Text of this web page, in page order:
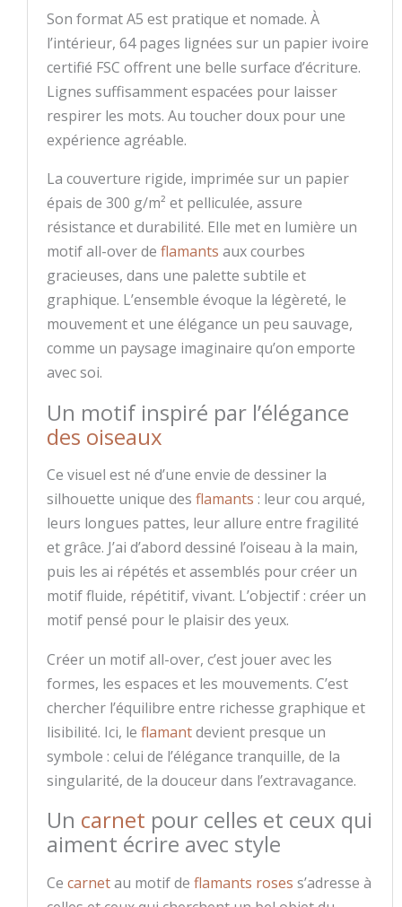
Son format A5 est pratique et nomade. À
l’intérieur, 64 pages lignées sur un papier ivoire
certifié FSC offrent une belle surface d’écriture.
Lignes suffisamment espacées pour laisser
respirer les mots. Au toucher doux pour une
expérience agréable.
La couverture rigide, imprimée sur un papier
épais de 300 g/m² et pelliculée, assure
résistance et durabilité. Elle met en lumière un
motif all-over de flamants aux courbes
gracieuses, dans une palette subtile et
graphique. L’ensemble évoque la légèreté, le
mouvement et une élégance un peu sauvage,
comme un paysage imaginaire qu’on emporte
avec soi.
Un motif inspiré par l’élégance
des oiseaux
Ce visuel est né d’une envie de dessiner la
silhouette unique des flamants : leur cou arqué,
leurs longues pattes, leur allure entre fragilité
et grâce. J’ai d’abord dessiné l’oiseau à la main,
puis les ai répétés et assemblés pour créer un
motif fluide, répétitif, vivant. L’objectif : créer un
motif pensé pour le plaisir des yeux.
Créer un motif all-over, c’est jouer avec les
formes, les espaces et les mouvements. C’est
chercher l’équilibre entre richesse graphique et
lisibilité. Ici, le flamantdevient presque un
symbole : celui de l’élégance tranquille, de la
singularité, de la douceur dans l’extravagance.
Un carnet pour celles et ceux qui
aiment écrire avec style
Ce carnetau motif de flamants roses s’adresse à